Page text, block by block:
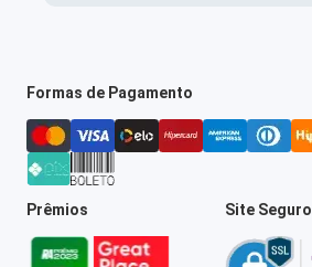
Formas de Pagamento
Prêmios Site Seguro